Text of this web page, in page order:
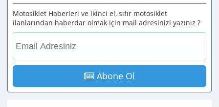
Motosiklet Haberleri ve ikinci el, sıfır motosiklet
ilanlarından haberdar olmak için mail adresinizi yazınız ?
Abone Ol